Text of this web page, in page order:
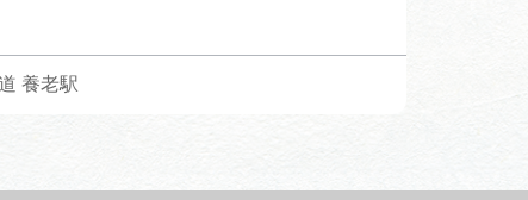
養老駅